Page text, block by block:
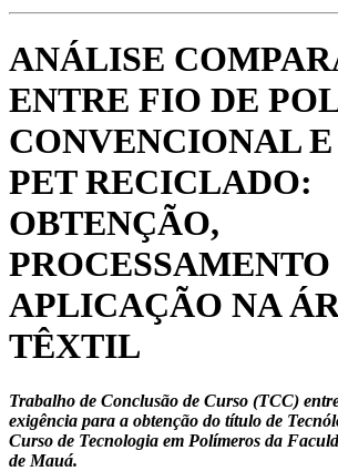
ANÁLISE
ENTRE FIO DE
CONVENCIONAL
PET RECICLADO:
OBTENÇÃO,
PROCESSAMENTO
APLICAÇÃO NA
TÊXTIL
Trabalho de Conclusão de Curso (TCC)
exigência para a obtenção do título de
Curso de Tecnologia em Polímeros da
de Mauá.